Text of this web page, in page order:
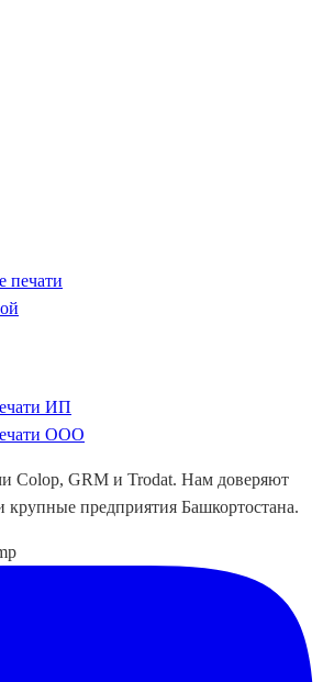
печати
ИП
ООО
Colop, GRM и Trodat. Нам доверяют
крупные предприятия Башкортостана.